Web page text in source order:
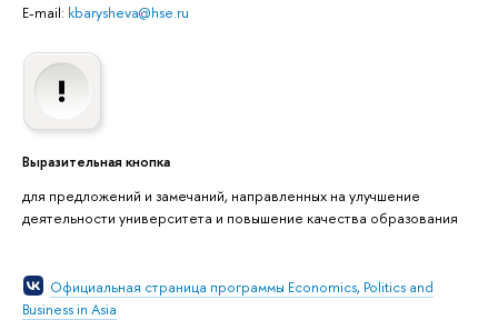
E-mail: kbarysheva@hse.ru
Выразительная кнопка
для предложений и замечаний, направленных на улучшение
деятельности университета и повышение качества образования
Официальная страница программы Economics, Politics and
Business in Asia